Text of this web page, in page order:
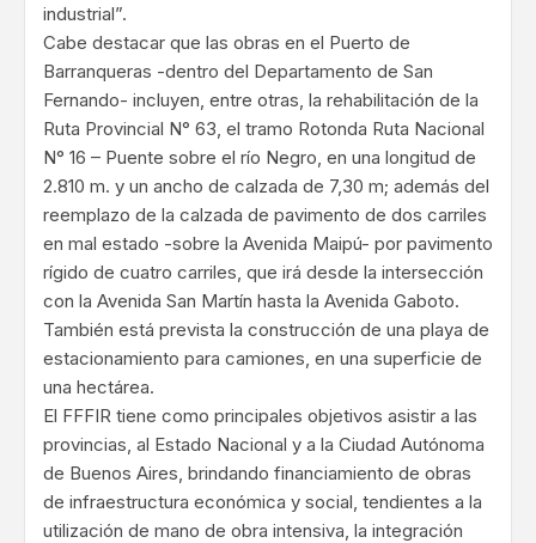
industrial”.
Cabe destacar que las obras en el Puerto de
Barranqueras -dentro del Departamento de San
Fernando- incluyen, entre otras, la rehabilitación de la
Ruta Provincial N° 63, el tramo Rotonda Ruta Nacional
N° 16 – Puente sobre el río Negro, en una longitud de
2.810 m. y un ancho de calzada de 7,30 m; además del
reemplazo de la calzada de pavimento de dos carriles
en mal estado -sobre la Avenida Maipú- por pavimento
rígido de cuatro carriles, que irá desde la intersección
con la Avenida San Martín hasta la Avenida Gaboto.
También está prevista la construcción de una playa de
estacionamiento para camiones, en una superficie de
una hectárea.
El FFFIR tiene como principales objetivos asistir a las
provincias, al Estado Nacional y a la Ciudad Autónoma
de Buenos Aires, brindando financiamiento de obras
de infraestructura económica y social, tendientes a la
utilización de mano de obra intensiva, la integración